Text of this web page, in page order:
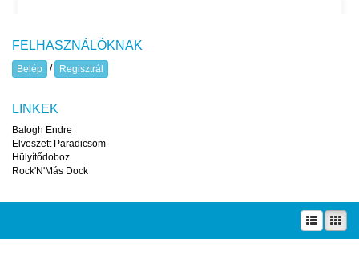
FELHASZNÁLÓKNAK
Belép / Regisztrál
LINKEK
Balogh Endre
Elveszett Paradicsom
Hülyítődoboz
Rock'N'Más Dock